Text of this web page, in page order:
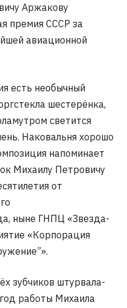
Аржакову
премия СССР за
авиационной
есть необычный
шестерёнка,
светится
Наковальня хорошо
напоминает
Михаилу Петровичу
от
ныне ГНПЦ «Звезда-
«Корпорация
зубчиков штурвала-
работы Михаила